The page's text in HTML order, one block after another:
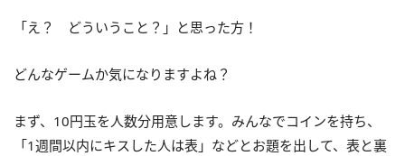
「え？ どういうこと？」と思った方！
どんなゲームか気になりますよね？
まず、10円玉を人数分用意します。みんなでコインを持ち、
「1週間以内にキスした人は表」などとお題を出して、表と裏